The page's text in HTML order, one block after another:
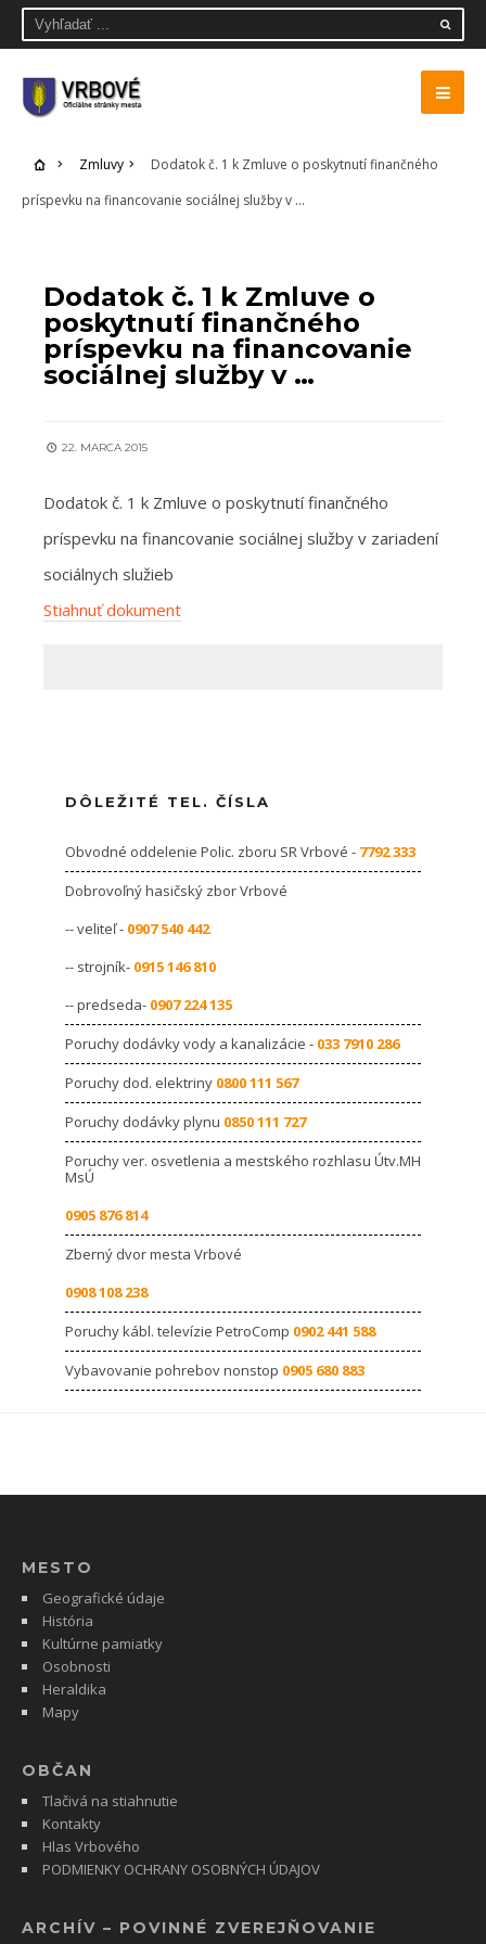
Zmluvy
Dodatok č. 1 k Zmluve o poskytnutí finančného
príspevku na financovanie sociálnej služby v …
Dodatok č. 1 k Zmluve o
poskytnutí finančného
príspevku na financovanie
sociálnej služby v …
22. MARCA 2015
Dodatok č. 1 k Zmluve o poskytnutí finančného
príspevku na financovanie sociálnej služby v zariadení
sociálnych služieb
Stiahnuť dokument
DÔLEŽITÉ TEL. ČÍSLA
Obvodné oddelenie Polic. zboru SR Vrbové - 7792 333
Dobrovoľný hasičský zbor Vrbové
-- veliteľ - 0907 540 442
-- strojník- 0915 146 810
-- predseda- 0907 224 135
Poruchy dodávky vody a kanalizácie - 033 7910 286
Poruchy dod. elektriny 0800 111 567
Poruchy dodávky plynu 0850 111 727
Poruchy ver. osvetlenia a mestského rozhlasu Útv.MH
MsÚ
0905 876 814
Zberný dvor mesta Vrbové
0908 108 238
Poruchy kábl. televízie PetroComp 0902 441 588
Vybavovanie pohrebov nonstop 0905 680 883
MESTO
Geografické údaje
História
Kultúrne pamiatky
Osobnosti
Heraldika
Mapy
OBČAN
Tlačivá na stiahnutie
Kontakty
Hlas Vrbového
PODMIENKY OCHRANY OSOBNÝCH ÚDAJOV
ARCHÍV – POVINNÉ ZVEREJŇOVANIE